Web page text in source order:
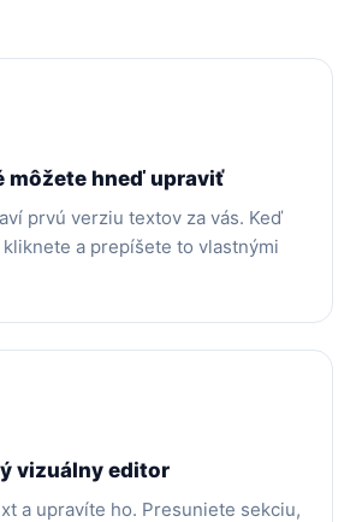
môžete hneď upraviť
prvú verziu textov za vás. Keď
a prepíšete to vlastnými
vizuálny editor
a upravíte ho. Presuniete sekciu,